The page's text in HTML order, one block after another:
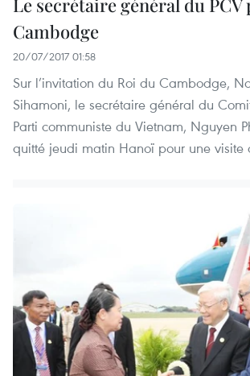
Cambodge
20/07/2017 01:58
Sur l’invitation du Roi du Cambodge,
Sihamoni, le secrétaire général du
Parti communiste du Vietnam, Nguyen
quitté jeudi matin Hanoï pour une visite